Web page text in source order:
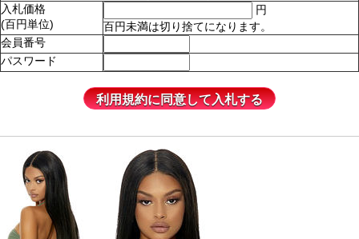
入札価格
(百円単位)
円
百円未満は切り捨てになります。
会員番号
パスワード